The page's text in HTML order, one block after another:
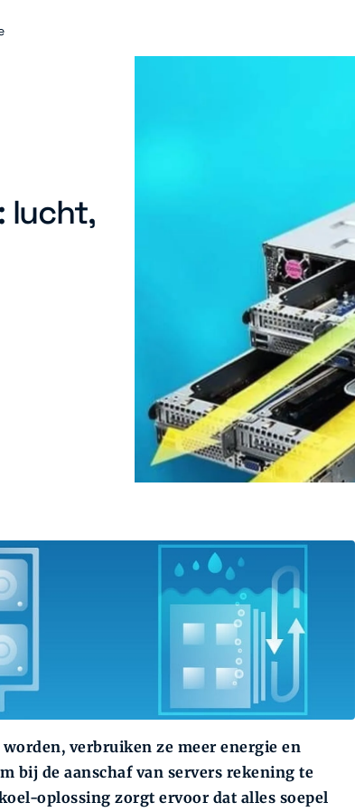
lucht,
worden, verbruiken ze meer energie en
bij de aanschaf van servers rekening te
oplossing zorgt ervoor dat alles soepel